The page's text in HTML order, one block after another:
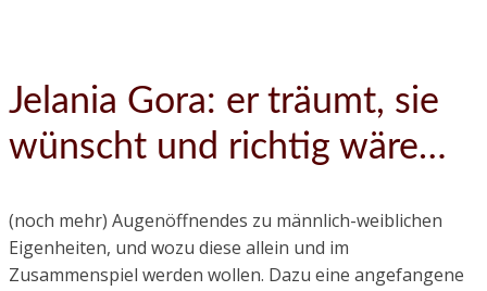
Jelania Gora: er träumt, sie
wünscht und richtig wäre…
(noch mehr) Augenöffnendes zu männlich-weiblichen
Eigenheiten, und wozu diese allein und im
Zusammenspiel werden wollen. Dazu eine angefangene